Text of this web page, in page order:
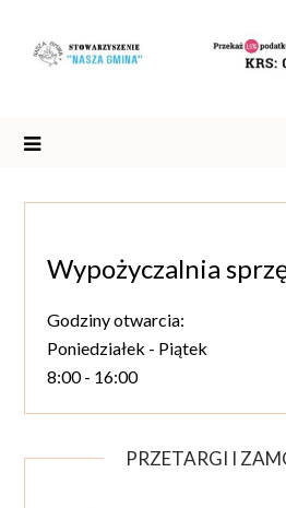
content
Wypożyczalnia
Godziny otwarcia:
Poniedziałek - Piątek
8:00 - 16:00
PRZETARGI I